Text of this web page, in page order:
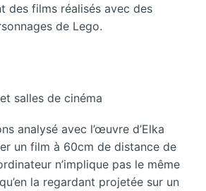
des films réalisés avec des
de Lego.
salles de cinéma
analysé avec l’œuvre d’Elka
un film à 60cm de distance de
n’implique pas le même
la regardant projetée sur un